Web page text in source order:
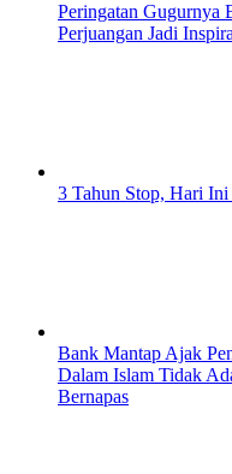
Peringatan Gugurnya
Perjuangan Jadi
3 Tahun Stop, Hari
Bank Mantap Ajak
Dalam Islam Tidak
Bernapas